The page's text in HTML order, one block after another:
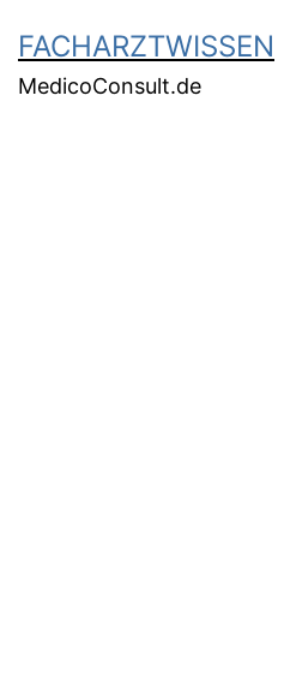
FACHARZTWISSEN
MedicoConsult.de